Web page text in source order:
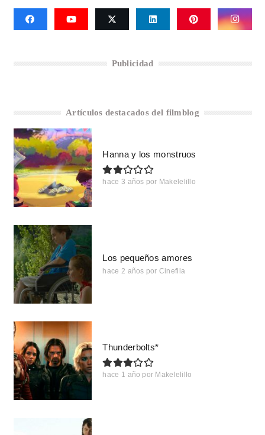
Publicidad
Artículos destacados del filmblog
Hanna y los monstruos
hace 3 años por Makelelillo
Los pequeños amores
hace 2 años por Cinefila
Thunderbolts*
hace 1 año por Makelelillo